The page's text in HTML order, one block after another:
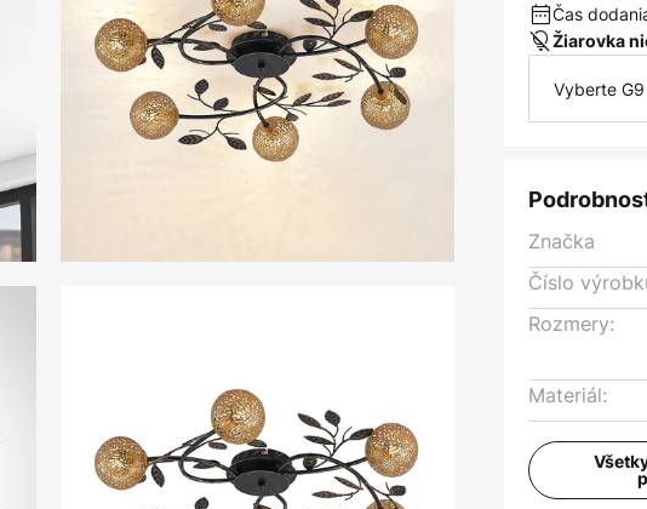
Čas
Žiarovka
Vyberte
Značka
Číslo
Rozmery:
Materiál: